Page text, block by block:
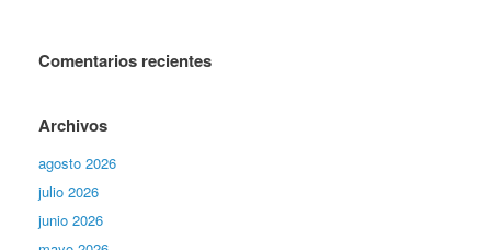
Comentarios recientes
Archivos
agosto 2026
julio 2026
junio 2026